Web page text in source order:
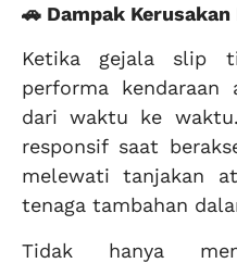
🚗 Dampak
Ketika gejala slip
performa kendaraan
dari waktu ke
responsif saat
melewati tanjakan
tenaga tambahan
Tidak hanya